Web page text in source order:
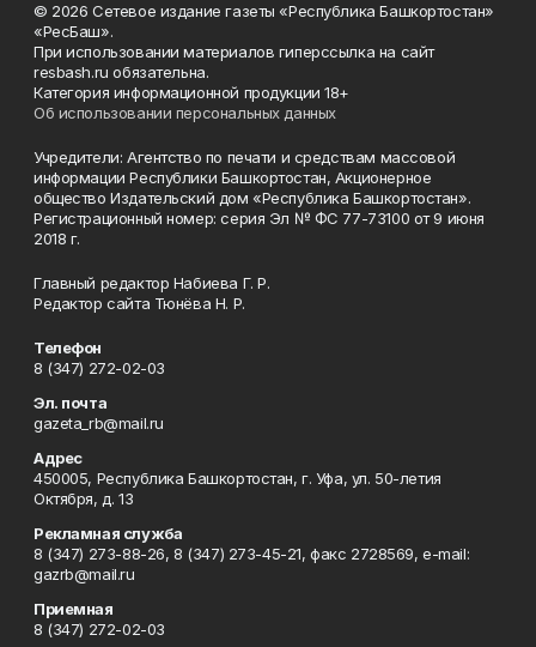
© 2026 Сетевое издание газеты «Республика Башкортостан»
«РесБаш».
При использовании материалов гиперссылка на сайт
resbash.ru обязательна.
Категория информационной продукции 18+
Об использовании персональных данных
Учредители: Агентство по печати и средствам массовой
информации Республики Башкортостан, Акционерное
общество Издательский дом «Республика Башкортостан».
Регистрационный номер: серия Эл № ФС 77-73100 от 9 июня
2018 г.
Главный редактор Набиева Г. Р.
Редактор сайта Тюнёва Н. Р.
Телефон
8 (347) 272-02-03
Эл. почта
gazeta_rb@mail.ru
Адрес
450005, Республика Башкортостан, г. Уфа, ул. 50-летия
Октября, д. 13
Рекламная служба
8 (347) 273-88-26, 8 (347) 273-45-21, факс 2728569, e-mail:
gazrb@mail.ru
Приемная
8 (347) 272-02-03